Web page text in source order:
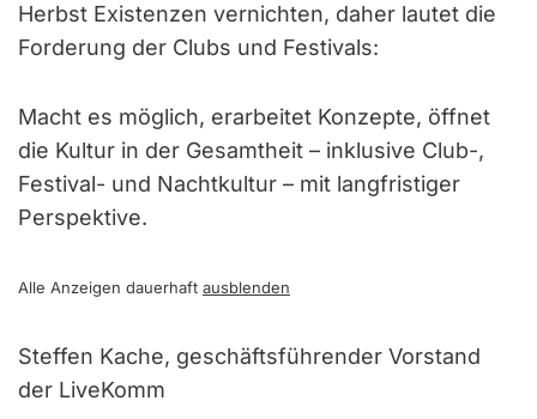
Herbst Existenzen vernichten, daher lautet die
Forderung der Clubs und Festivals:
Macht es möglich, erarbeitet Konzepte, öffnet
die Kultur in der Gesamtheit – inklusive Club-,
Festival- und Nachtkultur – mit langfristiger
Perspektive.
Alle Anzeigen dauerhaft ausblenden
Steffen Kache, geschäftsführender Vorstand
der LiveKomm